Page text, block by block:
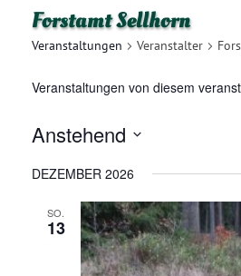
Forstamt Sellhorn
Veranstaltungen Veranstalter
Veranstaltungen von diesem
Anstehend
DEZEMBER 2026
SO.
13